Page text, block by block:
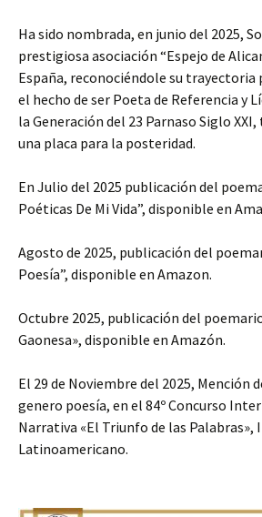
Ha sido nombrada, en junio del 2025,
prestigiosa asociación “Espejo de
España, reconociéndole su trayectoria
el hecho de ser Poeta de Referencia y
la Generación del 23 Parnaso Siglo
una placa para la posteridad.
En Julio del 2025 publicación del
Poéticas De Mi Vida”, disponible en
Agosto de 2025, publicación del
Poesía”, disponible en Amazon.
Octubre 2025, publicación del
Gaonesa», disponible en Amazón.
El 29 de Noviembre del 2025, Mención
genero poesía, en el 84º Concurso
Narrativa «El Triunfo de las
Latinoamericano.